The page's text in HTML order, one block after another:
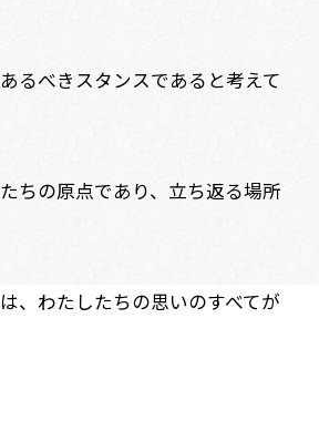
るべきスタンスであると考えて
ちの原点であり、立ち返る場所
、わたしたちの思いのすべてが